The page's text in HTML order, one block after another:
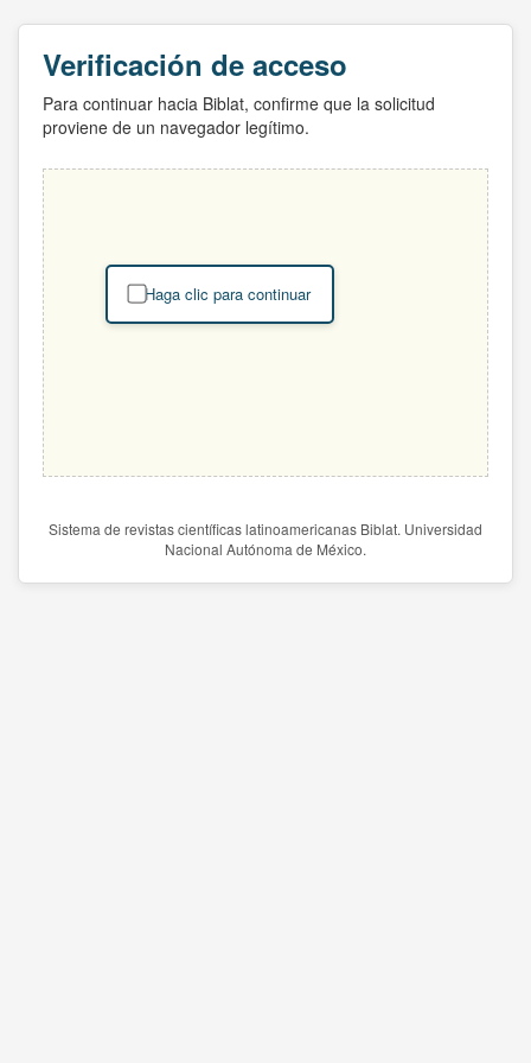
Verificación de acceso
Para continuar hacia Biblat, confirme que la solicitud
proviene de un navegador legítimo.
Haga clic para continuar
Sistema de revistas científicas latinoamericanas Biblat. Universidad
Nacional Autónoma de México.